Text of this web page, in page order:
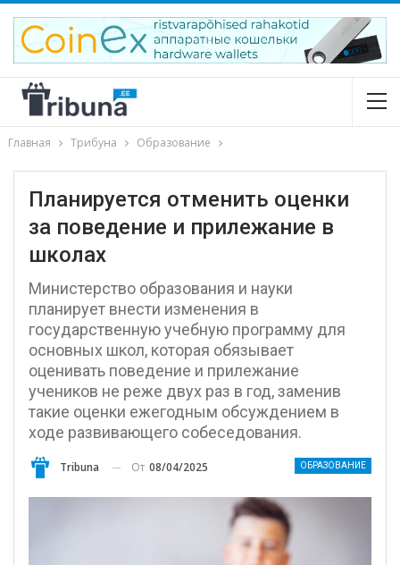
Главная Трибуна Образование
Планируется отменить оценки
за поведение и прилежание в
школах
Министерство образования и науки
планирует внести изменения в
государственную учебную программу для
основных школ, которая обязывает
оценивать поведение и прилежание
учеников не реже двух раз в год, заменив
такие оценки ежегодным обсуждением в
ходе развивающего собеседования.
ОБРАЗОВАНИЕ
Tribuna От 08/04/2025